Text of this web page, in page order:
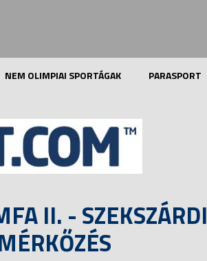
NEM OLIMPIAI SPORTÁGAK PARASPORT
II. - SZEKSZÁRDI